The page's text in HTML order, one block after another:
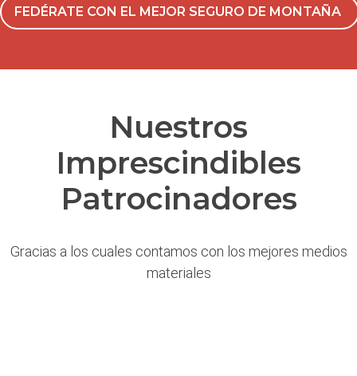
FEDÉRATE CON EL MEJOR SEGURO DE MONTAÑA
Nuestros
Imprescindibles
Patrocinadores
Gracias a los cuales contamos con los mejores medios
materiales